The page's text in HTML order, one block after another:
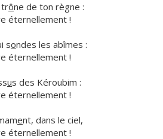
trône de ton règne :
éternellement !
sondes les abîmes :
éternellement !
us des Kéroubim :
éternellement !
ent, dans le ciel,
éternellement !